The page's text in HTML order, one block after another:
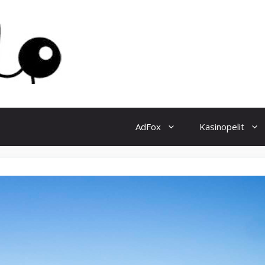
AdFox Kasinopelit